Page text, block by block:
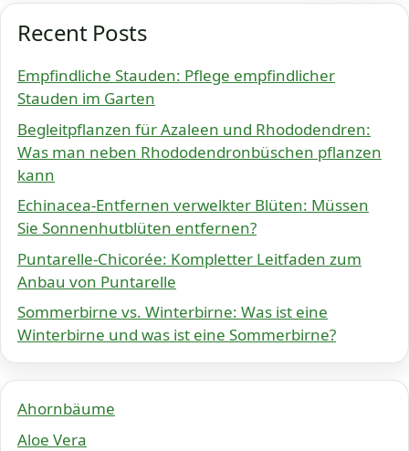
Recent Posts
Empfindliche Stauden: Pflege empfindlicher
Stauden im Garten
Begleitpflanzen für Azaleen und Rhododendren:
Was man neben Rhododendronbüschen pflanzen
kann
Echinacea-Entfernen verwelkter Blüten: Müssen
Sie Sonnenhutblüten entfernen?
Puntarelle-Chicorée: Kompletter Leitfaden zum
Anbau von Puntarelle
Sommerbirne vs. Winterbirne: Was ist eine
Winterbirne und was ist eine Sommerbirne?
Ahornbäume
Aloe Vera